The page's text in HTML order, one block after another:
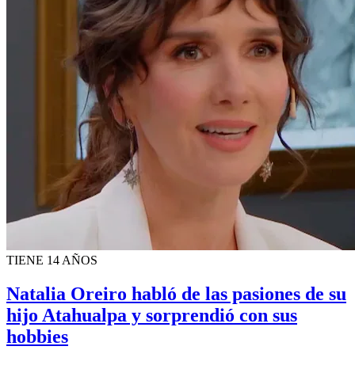
TIENE 14 AÑOS
Natalia Oreiro habló de las pasiones de su
hijo Atahualpa y sorprendió con sus
hobbies